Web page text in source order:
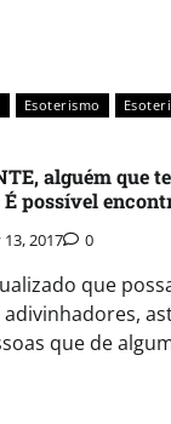
Esoterismo
alguém que
possível
2017 0
que
que de